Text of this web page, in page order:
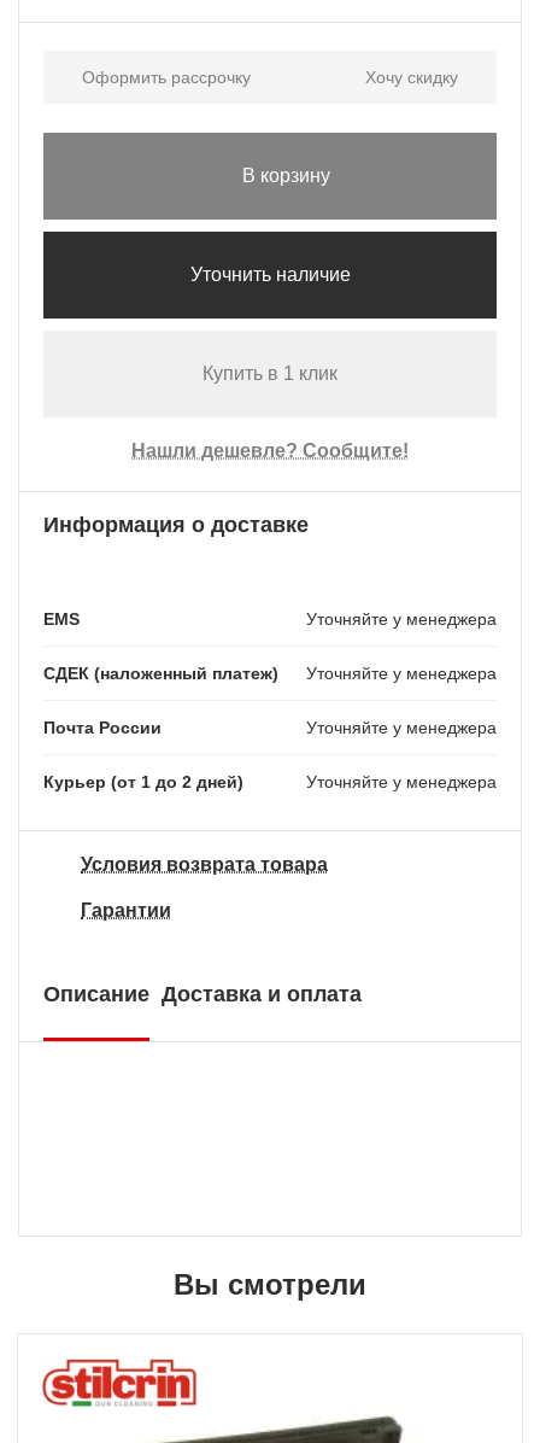
Оформить рассрочку Хочу скидку
В корзину
Уточнить наличие
Купить в 1 клик
Нашли дешевле? Сообщите!
Информация о доставке
EMS Уточняйте у менеджера
СДЕК (наложенный платеж) Уточняйте у менеджера
Почта России Уточняйте у менеджера
Курьер (от 1 до 2 дней) Уточняйте у менеджера
Условия возврата товара
Гарантии
Описание Доставка и оплата
Вы смотрели